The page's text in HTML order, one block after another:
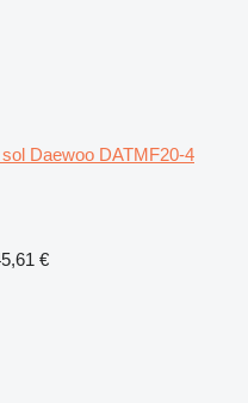
Daewoo DATMF20-4
€